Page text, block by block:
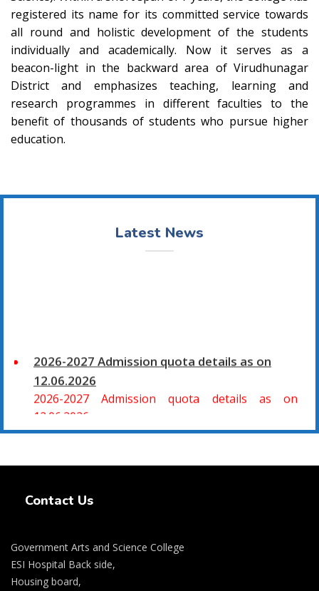
registered its name for its committed service towards
all round and holistic development of the students
individually and academically. Now it serves as a
beacon-light in the backward area of Virudhunagar
District and emphasizes teaching, learning and
research programmes in different faculties to the
benefit of thousands of students who pursue higher
education.
Latest News
2026-2027 Admission quota details as on
12.06.2026
2026-2027 Admission quota details as on
12.06.2026
சிவகாசி, அரசு கலை மற்றும் அறிவியல் கல்லூரியில்
விலங்கியல் ஆகிய அறிவியல் பாடப்பிரிவுகளுக்கும்,
09.06.2026 அன்று B.Com., வணிகவியல், B.B.A.,
வணிக நிர்வாகவியல், B.A., பொருளியல், B.A., வரலாறு
Contact Us
Government Arts and Science College
ESI Hospital Back side,
Housing board,